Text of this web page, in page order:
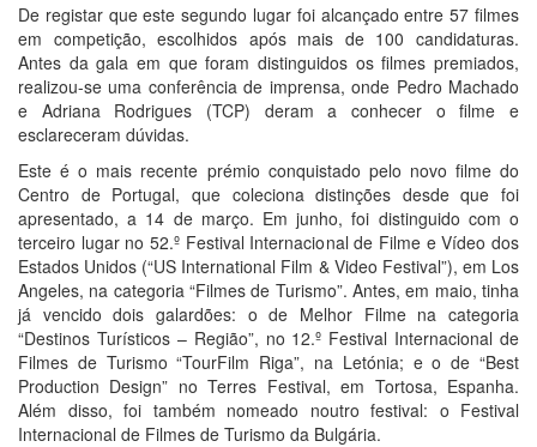
De registar que este segundo lugar foi alcançado entre 57 filmes
em competição, escolhidos após mais de 100 candidaturas.
Antes da gala em que foram distinguidos os filmes premiados,
realizou-se uma conferência de imprensa, onde Pedro Machado
e Adriana Rodrigues (TCP) deram a conhecer o filme e
esclareceram dúvidas.
Este é o mais recente prémio conquistado pelo novo filme do
Centro de Portugal, que coleciona distinções desde que foi
apresentado, a 14 de março. Em junho, foi distinguido com o
terceiro lugar no 52.º Festival Internacional de Filme e Vídeo dos
Estados Unidos (“US International Film & Video Festival”), em Los
Angeles, na categoria “Filmes de Turismo”. Antes, em maio, tinha
já vencido dois galardões: o de Melhor Filme na categoria
“Destinos Turísticos – Região”, no 12.º Festival Internacional de
Filmes de Turismo “TourFilm Riga”, na Letónia; e o de “Best
Production Design” no Terres Festival, em Tortosa, Espanha.
Além disso, foi também nomeado noutro festival: o Festival
Internacional de Filmes de Turismo da Bulgária.